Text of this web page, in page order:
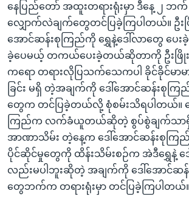
နေပြည်တော် အထူးတရားရုံးမှာ ဒီနေ့ ၂ ဘ
လျှောက်လဲချက်တွေတင်ပြခဲ့ကြပါတယ်။ ဦးဖ
အောင်ဆန်းစုကြည်ကို ရွှေနဲ့ဒေါ်လာတွေ ပေ
ခဲ့ပေမယ့် တကယ်ပေးခဲ့တယ်ဆိုတာကို ဦးဖြို
ကရော တရားလိုပြသက်သေကပါ ခိုင်ခိုင်မာ
ခြင်း မရှိ တဲ့အချက်ကို ဒေါ်အောင်ဆန်းစု
တွေက တင်ပြခဲ့တယ်လို့ စုံစမ်းသိရပါတယ်။ ဒ
ကြည်က လက်ခံယူတယ်ဆိုတဲ့ စွပ်စွဲချက်သာရှိပ
အာဏာသိမ်း တဲ့နေ့က ဒေါ်အောင်ဆန်းစုကြ
ပိုင်ဆိုင်မှုတွေကို ထိန်းသိမ်းစဉ်က အဲဒီရွှေနဲ့ ဒေ
လည်းမပါဘူးဆိုတဲ့ အချက်ကို ဒေါ်အောင်ဆန်
တွေဘက်က တရားရုံးမှာ တင်ပြခဲ့ကြပါတယ်။